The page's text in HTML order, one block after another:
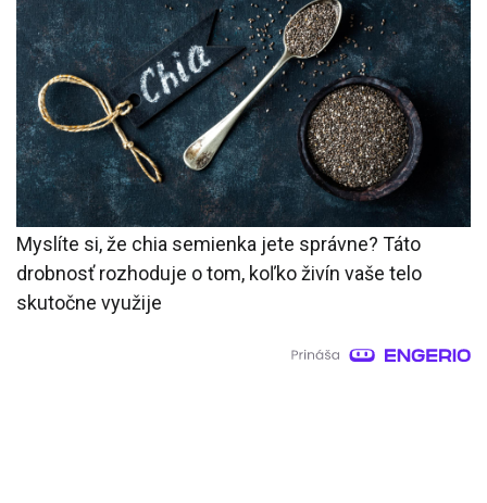
Myslíte si, že chia semienka jete správne? Táto
drobnosť rozhoduje o tom, koľko živín vaše telo
skutočne využije